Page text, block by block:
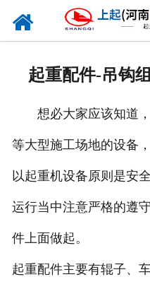
起重配件-吊钩
想必大家应该知道，
等大型施工场地的设备
以起重机设备原则是安
运行当中注意严格的遵
件上面做起。
起重配件主要有辊子、